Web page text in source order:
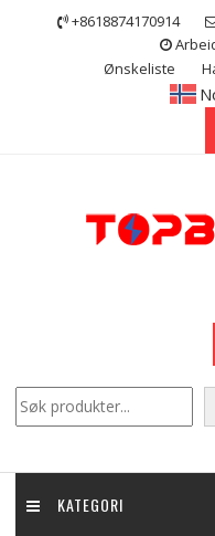
+8618874170914
Ønskeliste
KATEGORI